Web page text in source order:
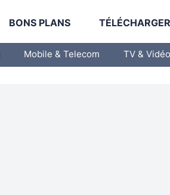
BONS PLANS
Mobile & Telecom TV & Vidéo